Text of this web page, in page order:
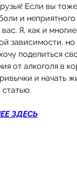
Если вы
и
вас. Я, как и
зависимости,
поделиться
от алкоголя в
и начать
статью.
ЗДЕСЬ